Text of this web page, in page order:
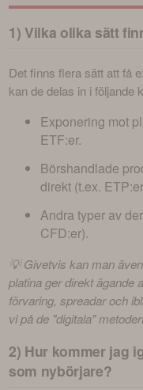
1) Vilka olika sätt
Det finns flera sätt att få
kan de delas in i följande
Exponering mot
ETF:er.
Börshandlade
direkt (t.ex.
Andra typer av
CFD:er).
💡 Givetvis kan man
platina ger direkt ägande
förvaring, spreadar och
vi på de "digitala"
2) Hur kommer jag
som nybörjare?